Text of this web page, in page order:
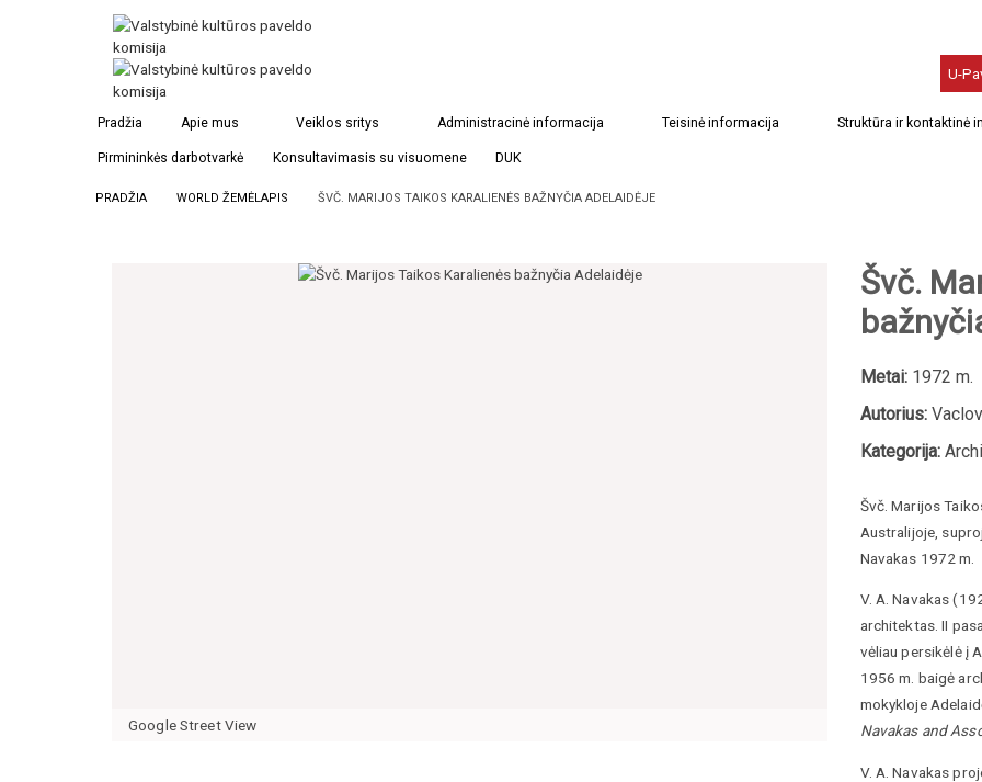
U-
Pradžia Apie mus Veiklos sritys Administracinė informacija Teisinė informacija Struktūra ir kontaktinė
Pirmininkės darbotvarkė Konsultavimasis su visuomene DUK
PRADŽIA WORLD ŽEMĖLAPIS ŠVČ. MARIJOS TAIKOS KARALIENĖS BAŽNYČIA ADELAIDĖJE
Google Street View
Švč.
Metai:1972 m.
Autorius:
Kategorija:
Švč. Marijos
Australijoje,
Navakas 1972 m.
V. A. Navakas (
architektas. II
vėliau persikėlė į
1956 m. baigė
mokykloje
Navakas and
V. A. Navakas